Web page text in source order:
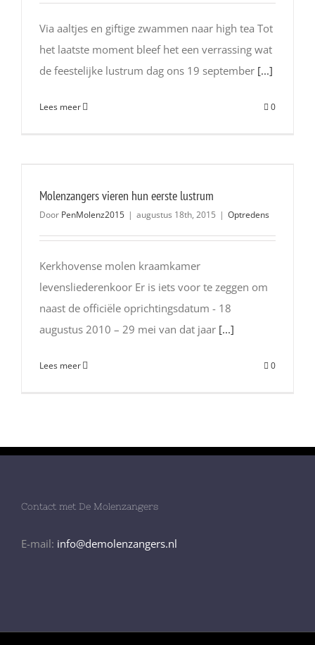
Via aaltjes en giftige zwammen naar high tea Tot
het laatste moment bleef het een verrassing wat
de feestelijke lustrum dag ons 19 september [...]
Lees meer 0
Molenzangers vieren hun eerste lustrum
Door PenMolenz2015 | augustus 18th, 2015 | Optredens
Kerkhovense molen kraamkamer
levensliederenkoor Er is iets voor te zeggen om
naast de officiële oprichtingsdatum - 18
augustus 2010 – 29 mei van dat jaar [...]
Lees meer 0
Contact met De Molenzangers
E-mail: info@demolenzangers.nl